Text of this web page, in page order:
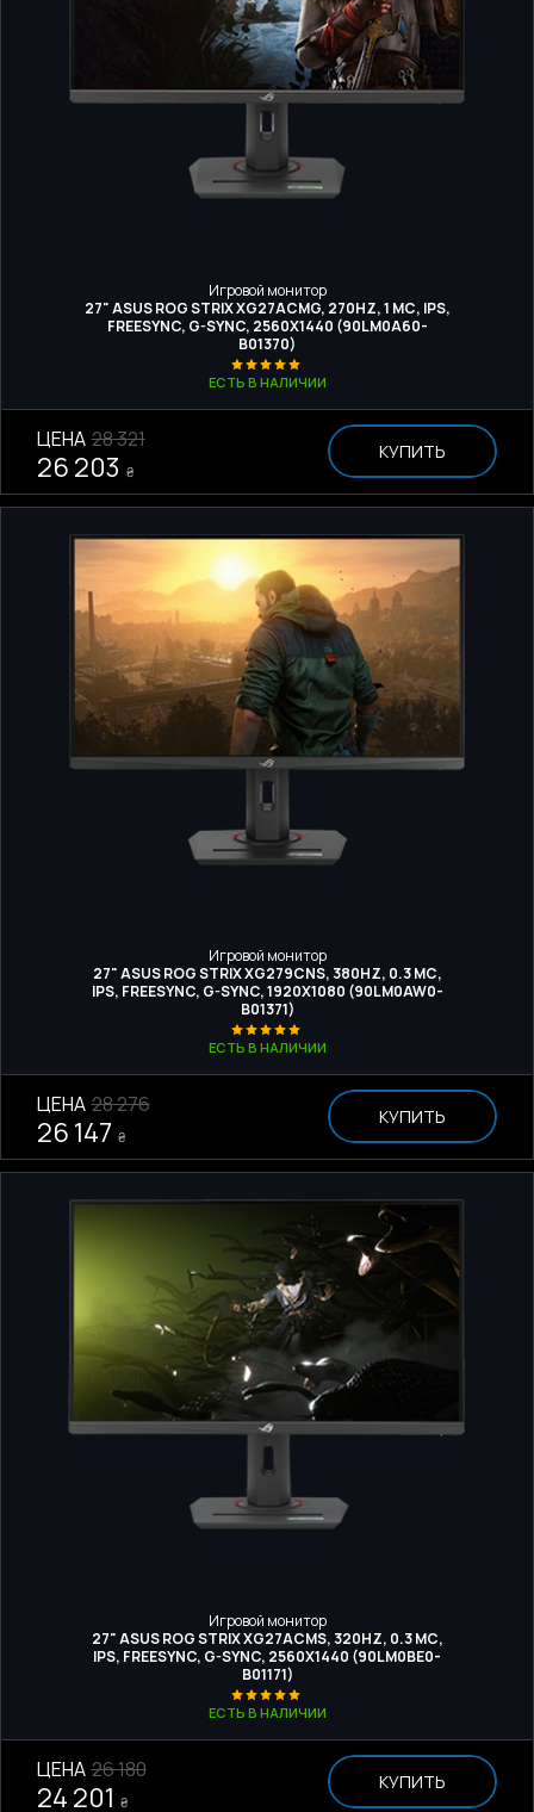
Игровой монитор
27" ASUS ROG STRIX XG27ACMG, 270HZ, 1 МС, IPS,
FREESYNC, G-SYNC, 2560X1440 (90LM0A60-
B01370)
ЕСТЬ В НАЛИЧИИ
ЦЕНА 28 321
26 203 ₴
КУПИТЬ
Игровой монитор
27" ASUS ROG STRIX XG279CNS, 380HZ, 0.3 МС,
IPS, FREESYNC, G-SYNC, 1920X1080 (90LM0AW0-
B01371)
ЕСТЬ В НАЛИЧИИ
ЦЕНА 28 276
26 147 ₴
КУПИТЬ
Игровой монитор
27" ASUS ROG STRIX XG27ACMS, 320HZ, 0.3 МС,
IPS, FREESYNC, G-SYNC, 2560X1440 (90LM0BE0-
B01171)
ЕСТЬ В НАЛИЧИИ
ЦЕНА 26 180
24 201 ₴
КУПИТЬ